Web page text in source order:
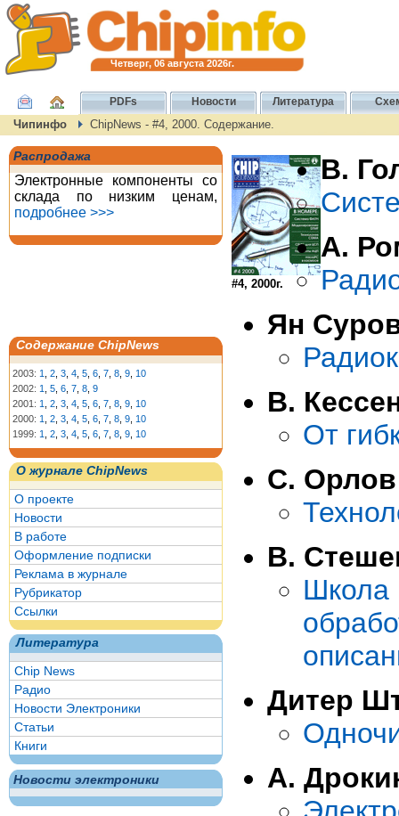
Четверг, 06 августа 2026г.
PDFs Новости Литература
Чипинфо ChipNews - #4, 2000. Содержание.
Распродажа
Электронные компоненты со
склада по низким ценам,
подробнее >>>
Содержание ChipNews
2003: 1 2 3 4 5 6 7 8 9 10
2002: 1 5 6 7 8 9
2001: 1 2 3 4 5 6 7 8 9 10
2000: 1 2 3 4 5 6 7 8 9 10
1999: 1 2 3 4 5 6 7 8 9 10
О журнале ChipNews
О проекте
Новости
В работе
Оформление подписки
Реклама в журнале
Рубрикатор
Ссылки
Литература
Chip News
Радио
Новости Электроники
Статьи
Книги
Новости электроники
#4, 2000г.
В.
А.
Ян
В.
От
С. Орлов
В.
Дитер
А.